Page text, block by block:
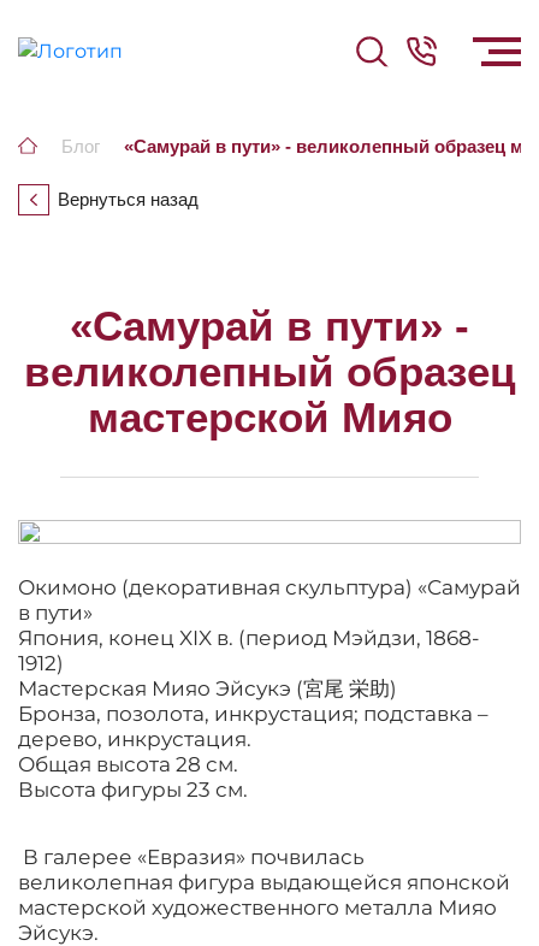
Блог «Самурай в пути» - великолепный образец
Вернуться назад
«Самурай в пути» -
великолепный образец
мастерской Мияо
Окимоно (декоративная скульптура) «Самурай
в пути»
Япония, конец XIX в. (период Мэйдзи, 1868-
1912)
Мастерская Мияо Эйсукэ (宮尾 栄助)
Бронза, позолота, инкрустация; подставка –
дерево, инкрустация.
Общая высота 28 см.
Высота фигуры 23 см.
В галерее «Евразия» почвилась
великолепная фигура выдающейся японской
мастерской художественного металла Мияо
Эйсукэ.